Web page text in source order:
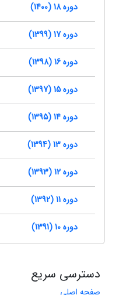
دوره 18 (1400)
دوره 17 (1399)
دوره 16 (1398)
دوره 15 (1397)
دوره 14 (1395)
دوره 13 (1394)
دوره 12 (1393)
دوره 11 (1392)
دوره 10 (1391)
دسترسی سریع
صفحه اصلی